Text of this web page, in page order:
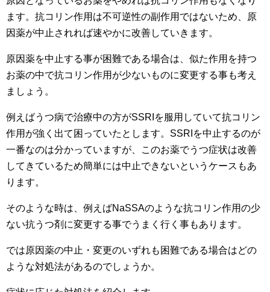
ます。抗コリン作用は不可逆性の副作用ではないため、原
因薬が中止されれば速やかに改善していきます。
原因薬を中止する事が困難である場合は、似た作用を持つ
お薬の中で抗コリン作用が少ないものに変更する事も考え
ましょう。
例えばうつ病で治療中の方がSSRIを服用していて抗コリン
作用が強く出て困っていたとします。SSRIを中止するのが
一番なのは分かっていますが、このお薬でうつ症状は改善
してきているため簡単には中止できないというケースもあ
ります。
そのような時は、例えばNaSSAのような抗コリン作用の少
ない抗うつ剤に変更する事でうまく行く事もあります。
では原因薬の中止・変更のいずれも困難である場合はどの
ような対処法があるのでしょうか。